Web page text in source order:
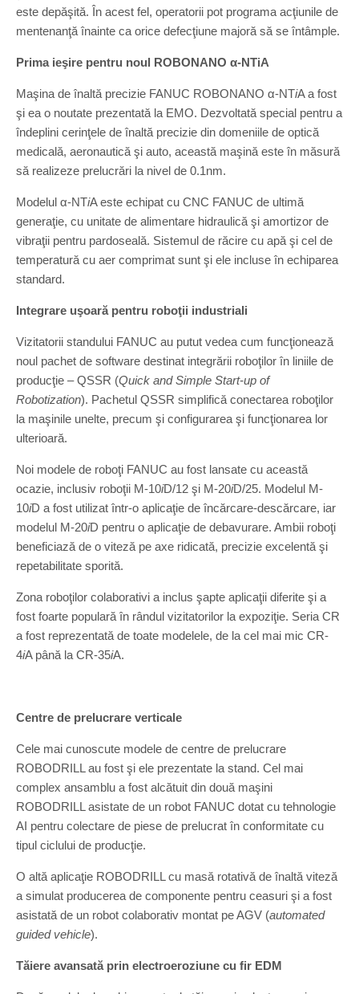
este depăşită. În acest fel, operatorii pot programa acţiunile de
mentenanţă înainte ca orice defecţiune majoră să se întâmple.
Prima ieşire pentru noul ROBONANO α-NTiA
Maşina de înaltă precizie FANUC ROBONANO α-NTiA a fost
şi ea o noutate prezentată la EMO. Dezvoltată special pentru a
îndeplini cerinţele de înaltă precizie din domeniile de optică
medicală, aeronautică şi auto, această maşină este în măsură
să realizeze prelucrări la nivel de 0.1nm.
Modelul α-NTiA este echipat cu CNC FANUC de ultimă
generaţie, cu unitate de alimentare hidraulică şi amortizor de
vibraţii pentru pardoseală. Sistemul de răcire cu apă şi cel de
temperatură cu aer comprimat sunt şi ele incluse în echiparea
standard.
Integrare uşoară pentru roboţii industriali
Vizitatorii standului FANUC au putut vedea cum funcţionează
noul pachet de software destinat integrării roboţilor în liniile de
producţie – QSSR (Quick and Simple Start-up of
Robotization). Pachetul QSSR simplifică conectarea roboţilor
la maşinile unelte, precum şi configurarea şi funcţionarea lor
ulterioară.
Noi modele de roboţi FANUC au fost lansate cu această
ocazie, inclusiv roboţii M-10iD/12 şi M-20iD/25. Modelul M-
10iD a fost utilizat într-o aplicaţie de încărcare-descărcare, iar
modelul M-20iD pentru o aplicaţie de debavurare. Ambii roboţi
beneficiază de o viteză pe axe ridicată, precizie excelentă şi
repetabilitate sporită.
Zona roboţilor colaborativi a inclus şapte aplicaţii diferite şi a
fost foarte populară în rândul vizitatorilor la expoziţie. Seria CR
a fost reprezentată de toate modelele, de la cel mai mic CR-
4iA până la CR-35iA.
Centre de prelucrare verticale
Cele mai cunoscute modele de centre de prelucrare
ROBODRILL au fost şi ele prezentate la stand. Cel mai
complex ansamblu a fost alcătuit din două maşini
ROBODRILL asistate de un robot FANUC dotat cu tehnologie
AI pentru colectare de piese de prelucrat în conformitate cu
tipul ciclului de producţie.
O altă aplicaţie ROBODRILL cu masă rotativă de înaltă viteză
a simulat producerea de componente pentru ceasuri şi a fost
asistată de un robot colaborativ montat pe AGV (automated
guided vehicle).
Tăiere avansată prin electroeroziune cu fir EDM